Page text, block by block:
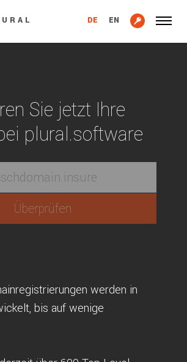
DE EN
Sie jetzt Ihre
plural.software
werden in
bis auf wenige